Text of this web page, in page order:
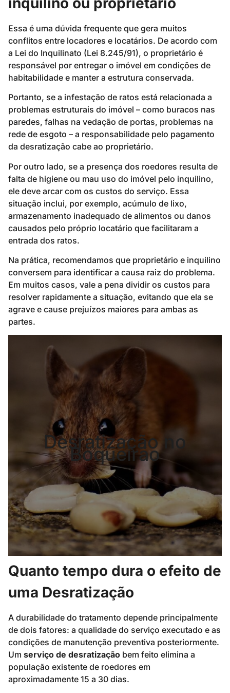
Essa é uma dúvida frequente que gera muitos
conflitos entre locadores e locatários. De acordo com
a Lei do Inquilinato (Lei 8.245/91), o proprietário é
responsável por entregar o imóvel em condições de
habitabilidade e manter a estrutura conservada.
Portanto, se a infestação de ratos está relacionada a
problemas estruturais do imóvel – como buracos nas
paredes, falhas na vedação de portas, problemas na
rede de esgoto – a responsabilidade pelo pagamento
da desratização cabe ao proprietário.
Por outro lado, se a presença dos roedores resulta de
falta de higiene ou mau uso do imóvel pelo inquilino,
ele deve arcar com os custos do serviço. Essa
situação inclui, por exemplo, acúmulo de lixo,
armazenamento inadequado de alimentos ou danos
causados pelo próprio locatário que facilitaram a
entrada dos ratos.
Na prática, recomendamos que proprietário e inquilino
conversem para identificar a causa raiz do problema.
Em muitos casos, vale a pena dividir os custos para
resolver rapidamente a situação, evitando que ela se
agrave e cause prejuízos maiores para ambas as
partes.
Desratização no
Boqueirão
Quanto tempo dura o efeito de
uma Desratização
A durabilidade do tratamento depende principalmente
de dois fatores: a qualidade do serviço executado e as
condições de manutenção preventiva posteriormente.
Um serviço de desratização bem feito elimina a
população existente de roedores em
aproximadamente 15 a 30 dias.